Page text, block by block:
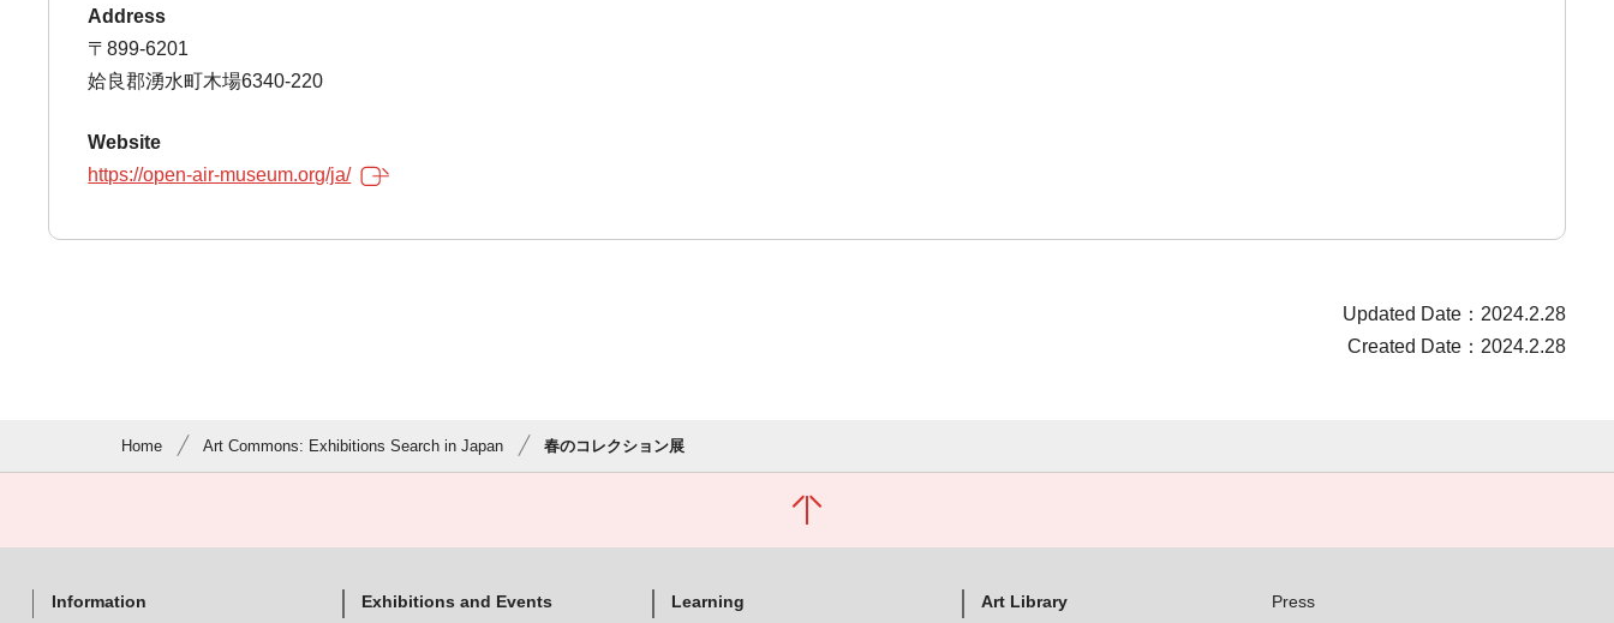
Address
〒899-6201
姶良郡湧水町木場6340-220
Website
https://open-air-museum.org/ja/
Updated Date：2024.2.28
Created Date：2024.2.28
Home Art Commons: Exhibitions Search in Japan 春のコレクション展
Information Exhibitions and Events Learning Art Library
Press